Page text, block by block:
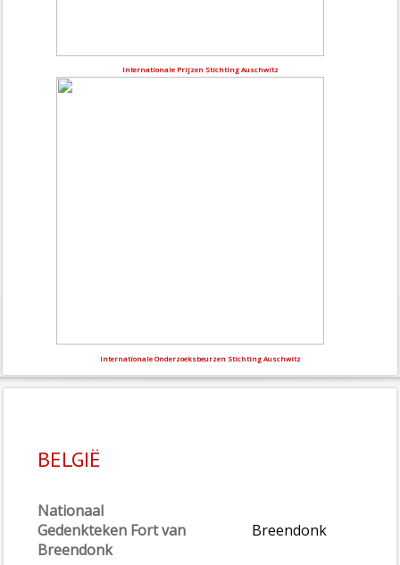
Internationale Prijzen Stichting Auschwitz
Internationale Onderzoeksbeurzen Stichting Auschwitz
BELGIË
Nationaal
Gedenkteken Fort van
Breendonk
Breendonk